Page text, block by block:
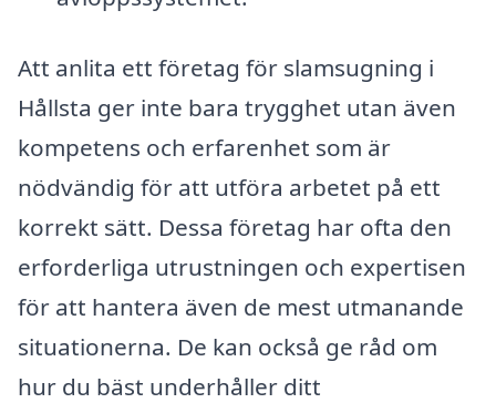
Att anlita ett företag för slamsugning i
Hållsta ger inte bara trygghet utan även
kompetens och erfarenhet som är
nödvändig för att utföra arbetet på ett
korrekt sätt. Dessa företag har ofta den
erforderliga utrustningen och expertisen
för att hantera även de mest utmanande
situationerna. De kan också ge råd om
hur du bäst underhåller ditt